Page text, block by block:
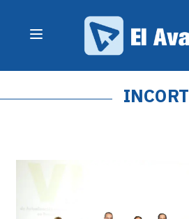
INCORT